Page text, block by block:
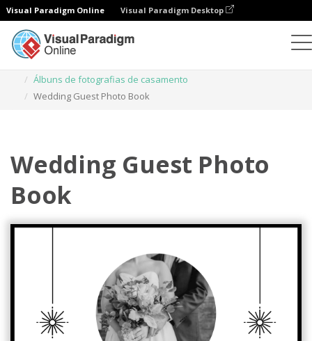
Visual Paradigm Online Visual Paradigm Desktop
Álbuns de fotografias de casamento
Wedding Guest Photo Book
Wedding Guest Photo
Book